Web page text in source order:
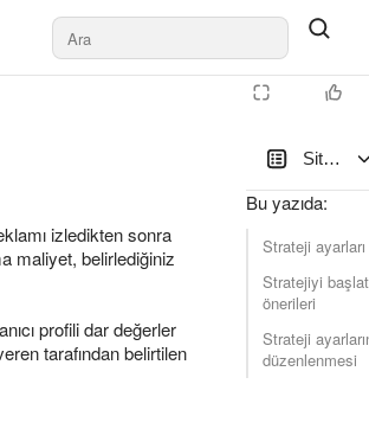
Kurallar ve moderasyon Destek
Site
Bu yazıda:
Strateji ayarları
Stratejiyi
önerileri
Strateji
düzenlenmesi
izledikten sonra
maliyet, belirlediğiniz
profili dar değerler
tarafından belirtilen